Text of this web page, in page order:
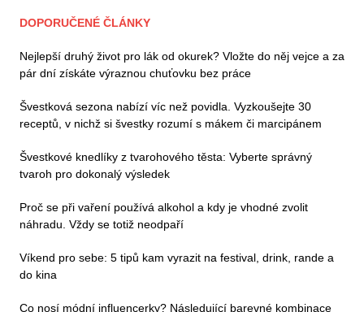
DOPORUČENÉ ČLÁNKY
Nejlepší druhý život pro lák od okurek? Vložte do něj vejce a za
pár dní získáte výraznou chuťovku bez práce
Švestková sezona nabízí víc než povidla. Vyzkoušejte 30
receptů, v nichž si švestky rozumí s mákem či marcipánem
Švestkové knedlíky z tvarohového těsta: Vyberte správný
tvaroh pro dokonalý výsledek
Proč se při vaření používá alkohol a kdy je vhodné zvolit
náhradu. Vždy se totiž neodpaří
Víkend pro sebe: 5 tipů kam vyrazit na festival, drink, rande a
do kina
Co nosí módní influencerky? Následující barevné kombinace